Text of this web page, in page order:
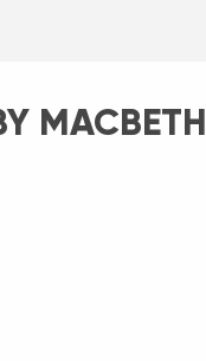
MACBETH